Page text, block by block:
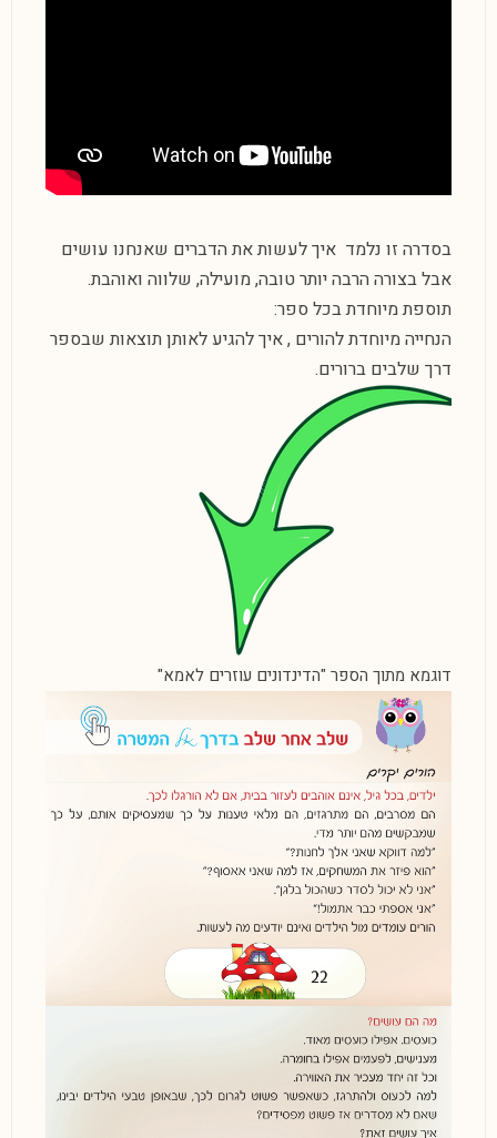
בסדרה זו נלמד איך לעשות את הדברים שאנחנו עושים
אבל בצורה הרבה יותר טובה, מועילה, שלווה ואוהבת.
תוספת מיוחדת בכל ספר:
הנחייה מיוחדת להורים , איך להגיע לאותן תוצאות שבספר
דרך שלבים ברורים.
דוגמא מתוך הספר "הדינדונים עוזרים לאמא"